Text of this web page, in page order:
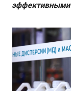
эффективными